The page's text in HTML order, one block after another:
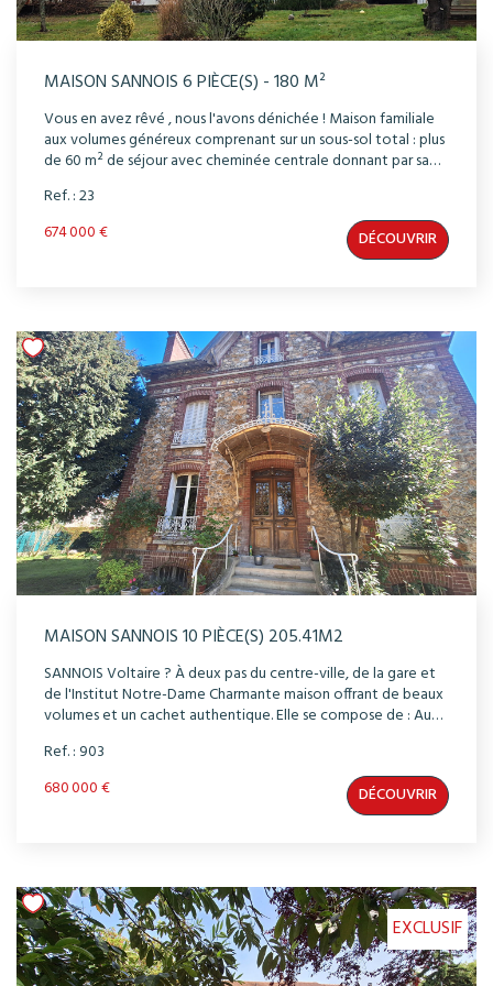
MAISON SANNOIS 6 PIÈCE(S) - 180 M²
Vous en avez rêvé , nous l'avons dénichée ! Maison familiale
aux volumes généreux comprenant sur un sous-sol total : plus
de 60 m² de séjour avec cheminée centrale donnant par sa
Paris , grande cuisine dinatoire, 4 chambres, bureau .... Studio
indépendant. Garage. Son jardin arboré sans vis-à-vis de 1300
m² lui donne un petit air de campagne . Elle est juste
Ref. : 23
674 000 €
DÉCOUVRIR
MAISON SANNOIS 10 PIÈCE(S) 205.41M2
SANNOIS Voltaire ? À deux pas du centre-ville, de la gare et
de l'Institut Notre-Dame Charmante maison offrant de beaux
volumes et un cachet authentique. Elle se compose de : Au
manger, une cuisine, et un WC. Au premier étage : trois
chambres, une salle de bains, et un WC. Au second étage :
quatre chambres et une salle d'eau. Le sous-sol total
comprend une chaufferie, une buanderie et un atelier.
mais le volume, le charme de l'ancien et son cachet sauront
vous séduire.
Ref. : 903
680 000 €
DÉCOUVRIR
EXCLUSIF